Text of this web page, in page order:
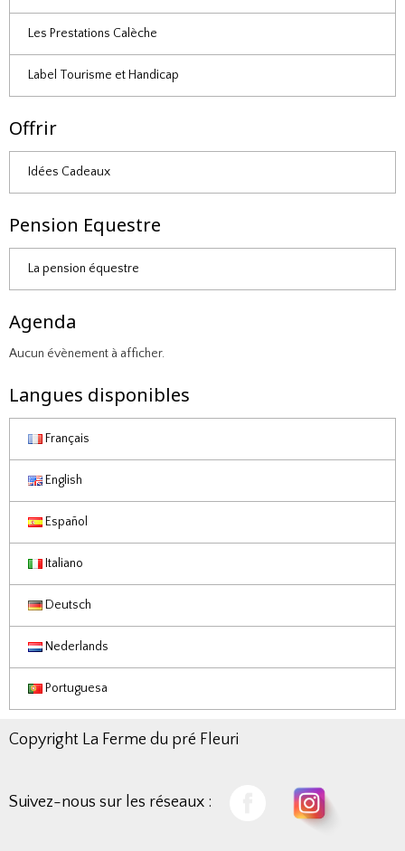
Les Prestations Calèche
Label Tourisme et Handicap
Offrir
Idées Cadeaux
Pension Equestre
La pension équestre
Agenda
Aucun évènement à afficher.
Langues disponibles
Français
English
Español
Italiano
Deutsch
Nederlands
Portuguesa
Copyright La Ferme du pré Fleuri
Suivez-nous sur les réseaux :